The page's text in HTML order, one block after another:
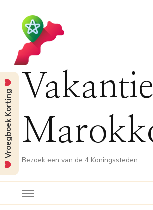
Vakantie
Bezoek een van de 4 Koningssteden
Vroegboek Korting